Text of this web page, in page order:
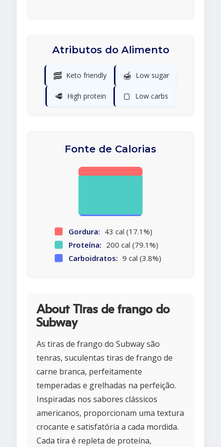
Atributos do Alimento
🥓 Keto friendly 🍯 Low sugar
🥩 High protein 🍞 Low carbs
Fonte de Calorias
Gordura: 43 cal (17.1%)
Proteína: 200 cal (79.1%)
Carboidratos: 9 cal (3.8%)
About Tiras de frango do
Subway
As tiras de frango do Subway são
tenras, suculentas tiras de frango de
carne branca, perfeitamente
temperadas e grelhadas na perfeição.
Inspiradas nos sabores clássicos
americanos, proporcionam uma textura
crocante e satisfatória a cada mordida.
Cada tira é repleta de proteína,